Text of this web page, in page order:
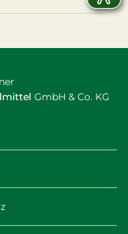
GmbH & Co. KG